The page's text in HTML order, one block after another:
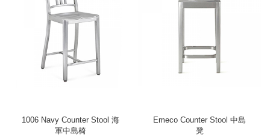
1006 Navy Counter Stool 海
軍中島椅
Emeco Counter Stool 中島
凳